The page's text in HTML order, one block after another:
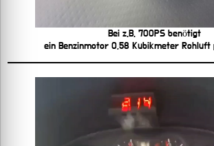
Bei z.B. 700PS benötigt
ein Benzinmotor 0,58 Kubikmeter Rohluft